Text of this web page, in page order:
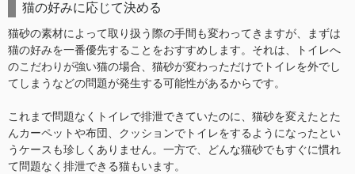
猫の好みに応じて決める
猫砂の素材によって取り扱う際の手間も変わってきますが、まずは
猫の好みを一番優先することをおすすめします。それは、トイレへ
のこだわりが強い猫の場合、猫砂が変わっただけでトイレを外でし
てしまうなどの問題が発生する可能性があるからです。
これまで問題なくトイレで排泄できていたのに、猫砂を変えたとた
んカーペットや布団、クッションでトイレをするようになったとい
うケースも珍しくありません。一方で、どんな猫砂でもすぐに慣れ
て問題なく排泄できる猫もいます。